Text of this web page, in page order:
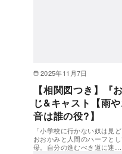
2025年11月7日
【相関図つき】『
じ&キャスト【雨
音は誰の役?】
「小学校に行かない奴は見
おおかみと人間のハーフと
母。自分の進むべき道に迷…